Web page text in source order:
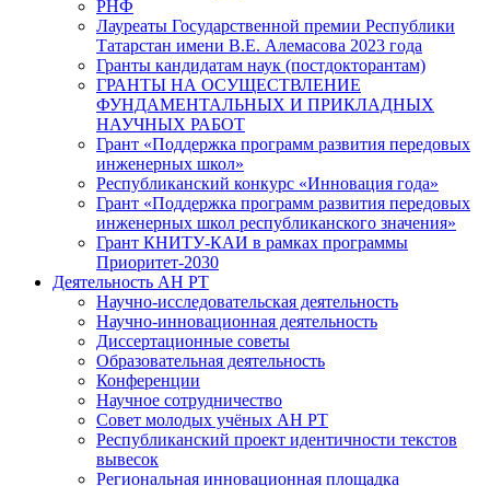
РНФ
Лауреаты Государственной премии Республики
Татарстан имени В.Е. Алемасова 2023 года
Гранты кандидатам наук (постдокторантам)
ГРАНТЫ НА ОСУЩЕСТВЛЕНИЕ
ФУНДАМЕНТАЛЬНЫХ И ПРИКЛАДНЫХ
НАУЧНЫХ РАБОТ
Грант «Поддержка программ развития передовых
инженерных школ»
Республиканский конкурс «Инновация года»
Грант «Поддержка программ развития передовых
инженерных школ республиканского значения»
Грант КНИТУ-КАИ в рамках программы
Приоритет-2030
Деятельность АН РТ
Научно-исследовательская деятельность
Научно-инновационная деятельность
Диссертационные советы
Образовательная деятельность
Конференции
Научное сотрудничество
Совет молодых учёных АН РТ
Республиканский проект идентичности текстов
вывесок
Региональная инновационная площадка